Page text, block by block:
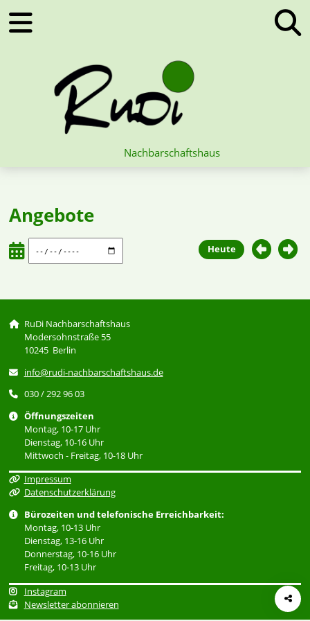
Nachbarschaftshaus
Angebote
Heute
RuDi Nachbarschaftshaus
Modersohnstraße 55
10245 Berlin
info@rudi-nachbarschaftshaus.de
030 / 292 96 03
Öffnungszeiten
Montag, 10-17 Uhr
Dienstag, 10-16 Uhr
Mittwoch - Freitag, 10-18 Uhr
Impressum
Datenschutzerklärung
Bürozeiten und telefonische Erreichbarkeit:
Montag, 10-13 Uhr
Dienstag, 13-16 Uhr
Donnerstag, 10-16 Uhr
Freitag, 10-13 Uhr
Instagram
Newsletter abonnieren